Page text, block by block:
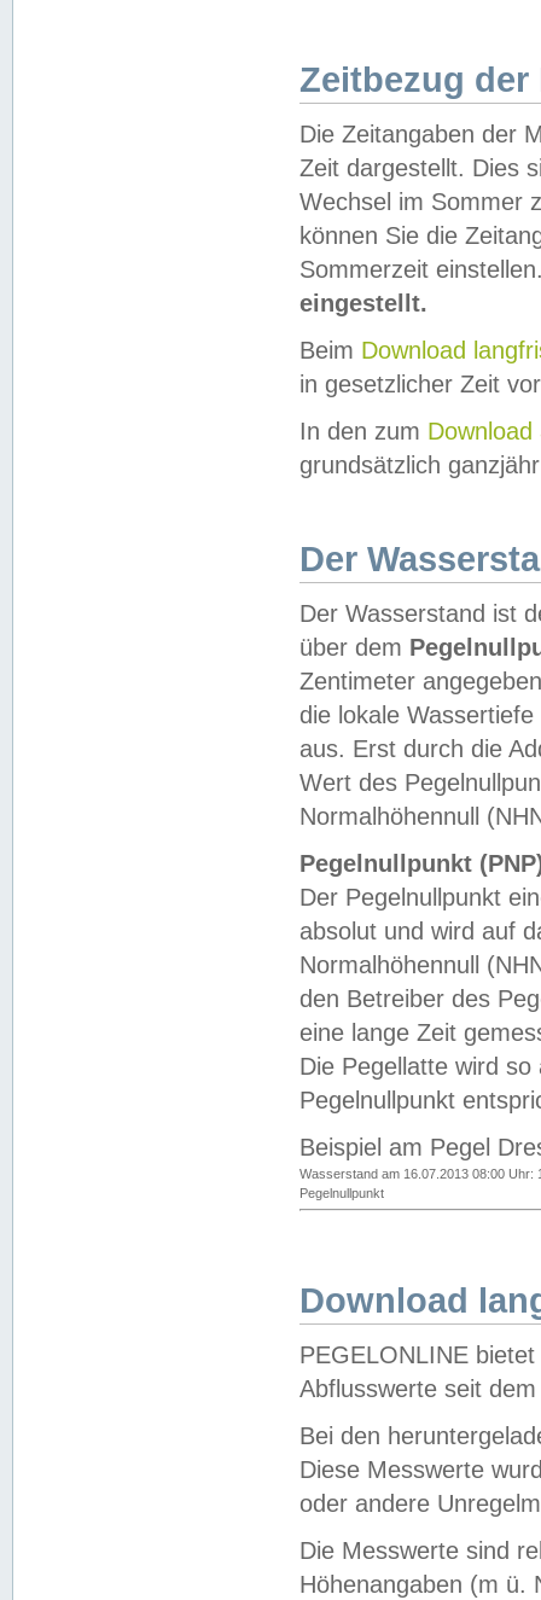
Zeitbezug der
Die Zeitangaben der
Zeit dargestellt. Dies
Wechsel im Sommer
können Sie die
Sommerzeit
eingestellt.
Beim Download
in gesetzlicher Zeit
In den zum Download
grundsätzlich
Der
Der Wasserstand ist
über dem
Zentimeter
die lokale
aus. Erst durch die
Wert des
Normalhöhennull
Pegelnullpunkt
Der Pegelnullpunkt
absolut und wird auf
Normalhöhennull
den Betreiber des
eine lange Zeit
Die Pegellatte wird
Pegelnullpunkt
Beispiel am Pegel
Wasserstand am 16.07.2013 08:00 Uhr:
Pegelnullpunkt
Download
PEGELONLINE
Abflusswerte seit
Bei den
Diese Messwerte
oder andere
Die Messwerte sind
Höhenangaben (m ü.